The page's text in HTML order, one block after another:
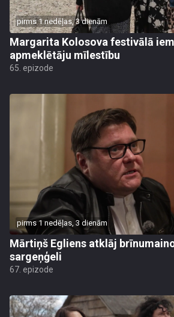
pirms 1 nedēļas, 3 dienām
Margarita Kolosova festivālā
apmeklētāju mīlestību
65. epizode
pirms 1 nedēļas, 3 dienām
Mārtiņš Egliens atklāj
sargeņģeli
67. epizode